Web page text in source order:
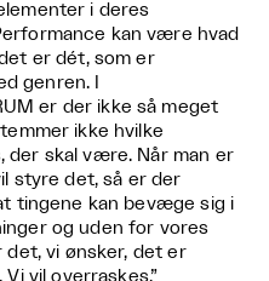
i deres
kan være hvad
er dét, som er
genren. I
er der ikke så meget
ikke hvilke
der skal være. Når man er
styre det, så er der
tingene kan bevæge sig i
og uden for vores
det, vi ønsker, det er
vil overraskes.”